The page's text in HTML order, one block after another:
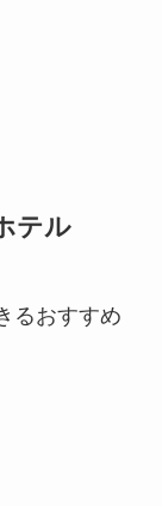
テル
るおすすめ